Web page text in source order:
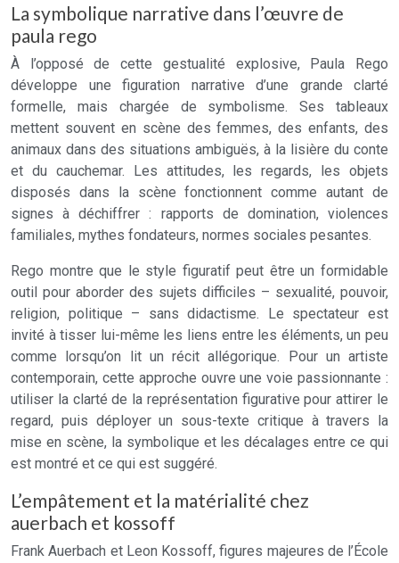
La symbolique narrative dans l’œuvre de
paula rego
À l’opposé de cette gestualité explosive, Paula Rego
développe une figuration narrative d’une grande clarté
formelle, mais chargée de symbolisme. Ses tableaux
mettent souvent en scène des femmes, des enfants, des
animaux dans des situations ambiguës, à la lisière du conte
et du cauchemar. Les attitudes, les regards, les objets
disposés dans la scène fonctionnent comme autant de
signes à déchiffrer : rapports de domination, violences
familiales, mythes fondateurs, normes sociales pesantes.
Rego montre que le style figuratif peut être un formidable
outil pour aborder des sujets difficiles – sexualité, pouvoir,
religion, politique – sans didactisme. Le spectateur est
invité à tisser lui-même les liens entre les éléments, un peu
comme lorsqu’on lit un récit allégorique. Pour un artiste
contemporain, cette approche ouvre une voie passionnante :
utiliser la clarté de la représentation figurative pour attirer le
regard, puis déployer un sous-texte critique à travers la
mise en scène, la symbolique et les décalages entre ce qui
est montré et ce qui est suggéré.
L’empâtement et la matérialité chez
auerbach et kossoff
Frank Auerbach et Leon Kossoff, figures majeures de l’École